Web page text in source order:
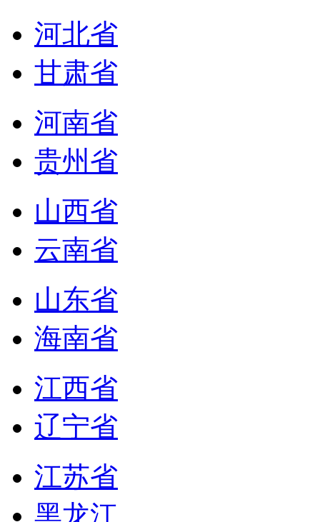
河北省
甘肃省
河南省
贵州省
山西省
云南省
山东省
海南省
江西省
辽宁省
江苏省
黑龙江